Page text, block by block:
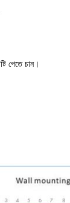
পেতে চান।